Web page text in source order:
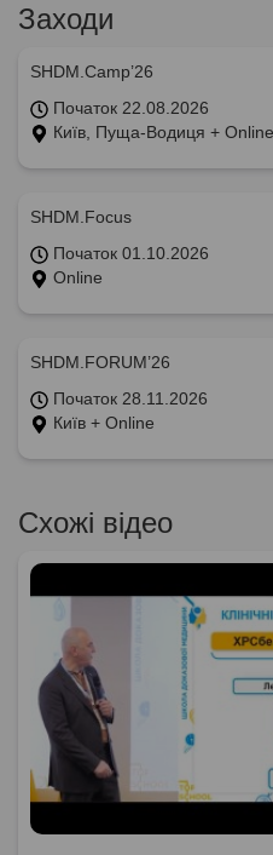
Заходи
SHDM.Camp’26
Початок 22.08.2026
Київ, Пуща-Водиця + Online
SHDM.Focus
Початок 01.10.2026
Online
SHDM.FORUM’26
Початок 28.11.2026
Київ + Online
Схожі відео